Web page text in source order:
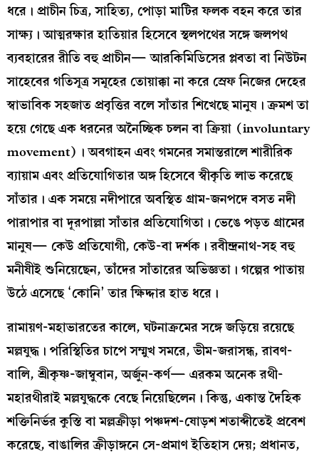
ধরে। প্রাচীন চিত্র, সাহিত্য, পোড়া মাটির ফলক বহন করে তার
সাক্ষ্য। আত্মরক্ষার হাতিয়ার হিসেবে স্থলপথের সঙ্গে জলপথ
ব্যবহারের রীতি বহু প্রাচীন— আরকিমিডিসের প্লবতা বা নিউটন
সাহেবের গতিসূত্র সমূহের তোয়াক্কা না করে স্রেফ নিজের দেহের
স্বাভাবিক সহজাত প্রবৃত্তির বলে সাঁতার শিখেছে মানুষ। ক্রমশ তা
হয়ে গেছে এক ধরনের অনৈচ্ছিক চলন বা ক্রিয়া (involuntary
movement)। অবগাহন এবং গমনের সমান্তরালে শারীরিক
ব্যায়াম এবং প্রতিযোগিতার অঙ্গ হিসেবে স্বীকৃতি লাভ করেছে
সাঁতার। এক সময়ে নদীপারে অবস্থিত গ্রাম-জনপদে বসত নদী
পারাপার বা দূরপাল্লা সাঁতার প্রতিযোগিতা। ভেঙে পড়ত গ্রামের
মানুষ— কেউ প্রতিযোগী, কেউ-বা দর্শক। রবীন্দ্রনাথ-সহ বহু
মনীষীই শুনিয়েছেন, তাঁদের সাঁতারের অভিজ্ঞতা। গল্পের পাতায়
উঠে এসেছে ‘কোনি’ তার ক্ষিদ্দার হাত ধরে।
রামায়ণ-মহাভারতের কালে, ঘটনাক্রমের সঙ্গে জড়িয়ে রয়েছে
মল্লযুদ্ধ। পরিস্থিতির চাপে সম্মুখ সমরে, ভীম-জরাসন্ধ, রাবণ-
বালি, শ্রীকৃষ্ণ-জাম্বুবান, অর্জুন-কর্ণ— এরকম অনেক রথী-
মহারথীরাই মল্লযুদ্ধকে বেছে নিয়েছিলেন। কিন্তু, একান্ত দৈহিক
শক্তিনির্ভর কুস্তি বা মল্লক্রীড়া পঞ্চদশ-ষোড়শ শতাব্দীতেই প্রবেশ
করেছে, বাঙালির ক্রীড়াঙ্গনে সে-প্রমাণ ইতিহাস দেয়; প্রধানত,